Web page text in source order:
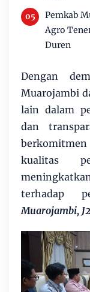
Pemkab
Agro
Duren
Dengan
Muarojambi
lain dalam
dan
kualitas
terhadap
Muarojambi,